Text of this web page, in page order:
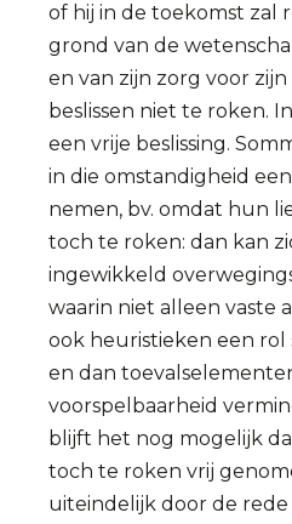
of hij in de toekomst zal
grond van de
en van zijn zorg voor
beslissen niet te roken.
een vrije beslissing.
in die omstandigheid
nemen, bv. omdat hun
toch te roken: dan kan
ingewikkeld
waarin niet alleen vaste
ook heuristieken een rol
en dan
voorspelbaarheid
blijft het nog mogelijk
toch te roken vrij
uiteindelijk door de